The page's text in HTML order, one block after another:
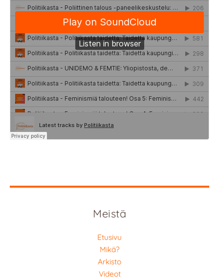
Meistä
Etusivu
Mikä?
Arkisto
Videot